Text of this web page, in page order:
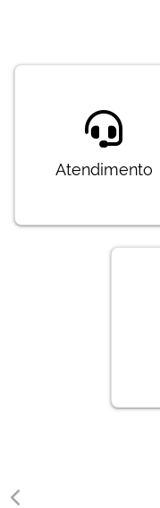
Atendimento